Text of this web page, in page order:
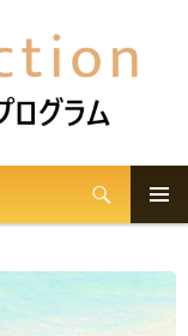
メニュ
ー